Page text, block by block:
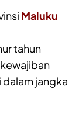
Deprov)
Maluku
tahun